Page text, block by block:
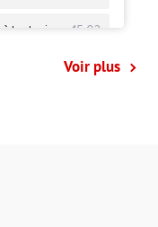
Voir plus